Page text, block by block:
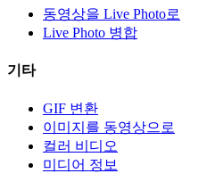
동영상을 Live Photo로
Live Photo 병합
기타
GIF 변환
이미지를 동영상으로
컬러 비디오
미디어 정보